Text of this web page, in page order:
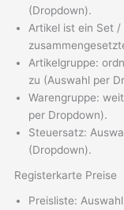
(Dropdown).
Artikel ist ein Set
Artikelgruppe:
zu (Auswahl per
Warengruppe:
per Dropdown).
Steuersatz:
(Dropdown).
Registerkarte Preise
Preisliste: